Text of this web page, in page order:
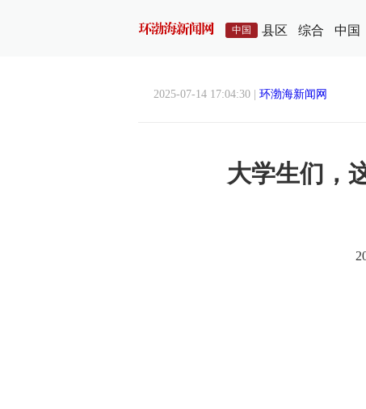
中国 县区 综合 中国
2025-07-14 17:04:30 | 环渤海新闻网
大学生们，